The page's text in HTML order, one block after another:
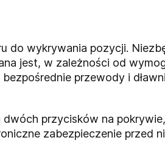
do wykrywania pozycji.
jest, w zależności od
przewody i
przycisków na
zabezpieczenie przed